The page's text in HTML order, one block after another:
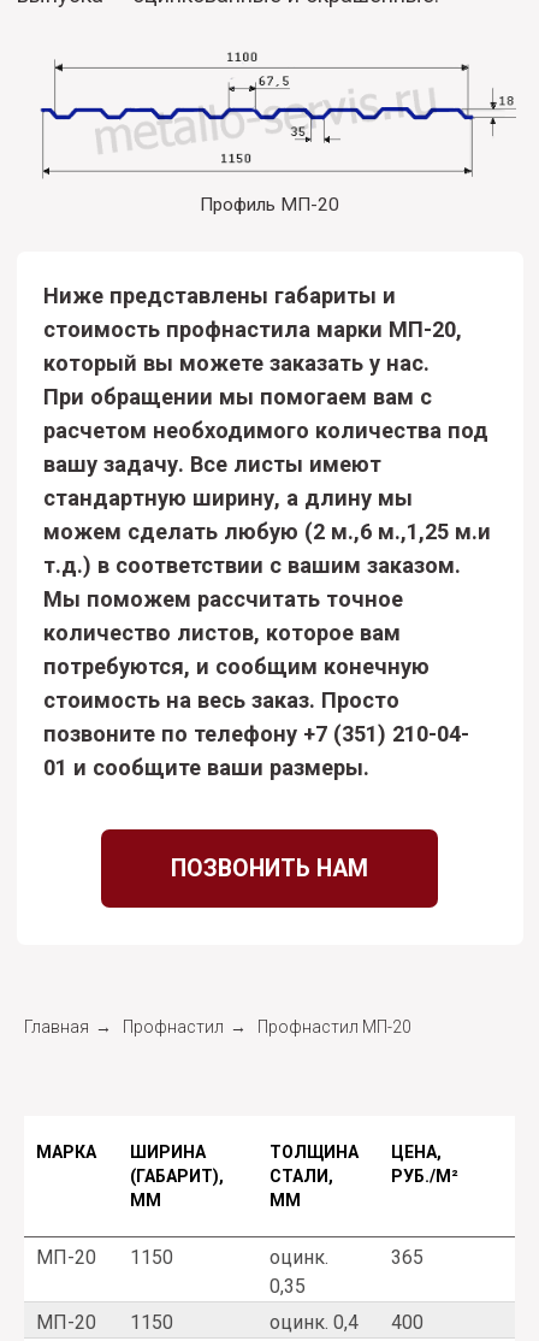
который вы можете заказать у нас.
расчетом необходимого количества под
вашу задачу. Все листы имеют
стандартную ширину, а длину мы
можем сделать любую (2 м.,6 м.,1,25 м.и
т.д.) в соответствии с вашим заказом.
Мы поможем рассчитать точное
количество листов, которое вам
01и сообщите ваши размеры.
ПОЗВОНИТЬ НАМ
Главная → Профнастил → Профнастил МП-20
МАРКА
ШИРИНА
(ГАБАРИТ),
ММ
ТОЛЩИНА
СТАЛИ,
ММ
ЦЕНА,
РУБ./М²
МП-20 1150
оцинк.
0,35
365
МП-20 1150 оцинк. 0,4
400
ЗАКАЗАТЬ
ЛЮБАЯ МАРКА ПРОФНАСТИЛА МОЖЕТ БЫТЬ
ИЗГОТОВЛЕНА ИЗ ОЦИНКОВАННОЙ ИЛИ
ОКРАШЕННОЙ СТАЛИ ИЗ НАШЕЙ
ПАЛИТРЫ
ОБРАТИТЕ ВНИМАНИЕ!
Недобросовестные
производители намеренно завышают толщину
металла в прайсе, которая по факту
оказывается на порядок меньше. Обосновывая